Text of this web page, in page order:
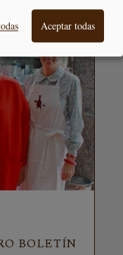
BOLETÍN
Aceptar todas